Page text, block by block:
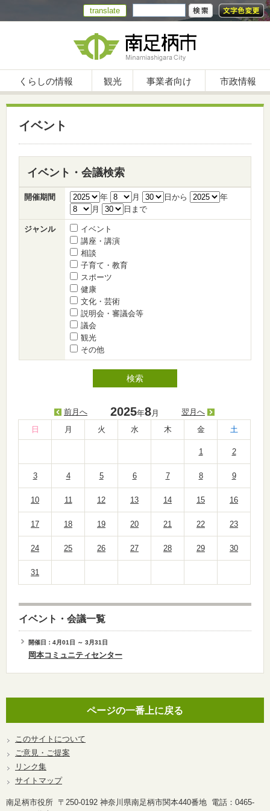
translate
くらしの情報 観光 事業者向け 市政情報
イベント
イベント・会議検索
開催期間 年 月 日から
年
月
日まで
ジャンル
イベント
講座・講演
相談
子育て・教育
スポーツ
健康
文化・芸術
説明会・審議会等
議会
観光
その他
前月へ 2025年8月
翌月へ
日
月 火 水 木 金 土
1 2
3 4 5 6 7 8 9
10 11 12 13 14 15 16
17 18 19 20 21 22 23
24 25 26 27 28 29 30
31
イベント・会議一覧
開催日：4月01日 ～ 3月31日
岡本コミュニティセンター
ページの一番上に戻る
このサイトについて
ご意見・ご提案
リンク集
サイトマップ
南足柄市役所 〒250-0192 神奈川県南足柄市関本440番地 電話：0465-